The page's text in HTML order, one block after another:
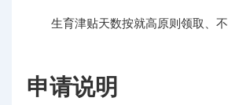
生育津贴天数按就高原则领取、不
申请说明